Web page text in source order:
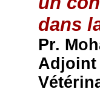
dans
Pr.
Adjoint